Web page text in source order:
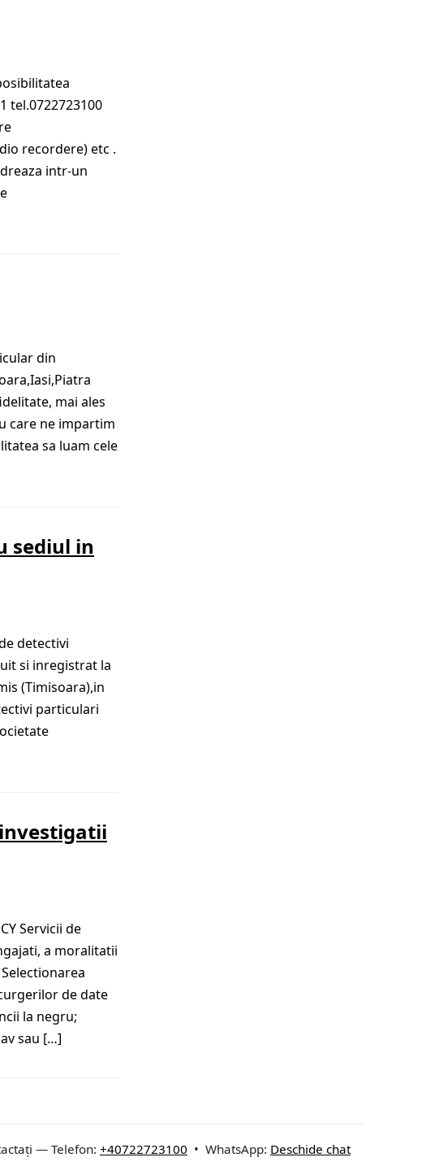
tel.0722723100
recordere) etc .
intr-un
din
mai ales
care ne impartim
sa luam cele
sediul in
detectivi
si inregistrat la
(Timisoara),in
particulari
investigatii
Servicii de
a moralitatii
de date
la negru;
sau […]
— Telefon: +40722723100 • WhatsApp: Deschide chat